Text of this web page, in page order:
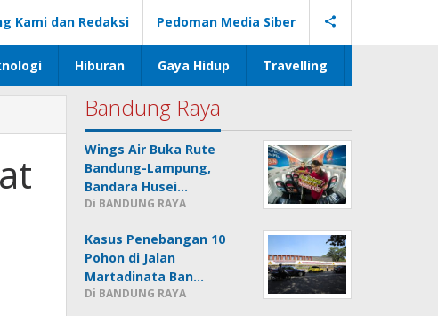
Kami dan Redaksi Pedoman Media Siber
Hiburan Gaya Hidup Travelling
Bandung Raya
Wings Air Buka Rute
Bandung-Lampung,
Bandara Husei…
Di BANDUNG RAYA
Kasus Penebangan 10
Pohon di Jalan
Martadinata Ban…
Di BANDUNG RAYA